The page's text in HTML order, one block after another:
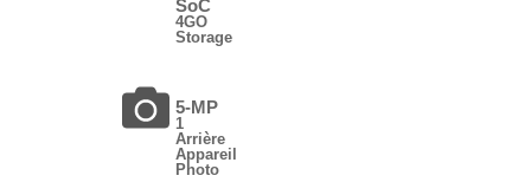
SoC
4GO
Storage
5-MP
1
Arrière
Appareil
Photo